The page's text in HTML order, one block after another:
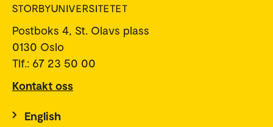
Postboks 4, St. Olavs plass
0130 Oslo
Tlf.: 67 23 50 00
Kontakt oss
English